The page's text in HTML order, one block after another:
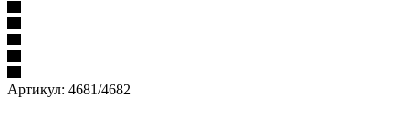
Артикул: 4681/4682